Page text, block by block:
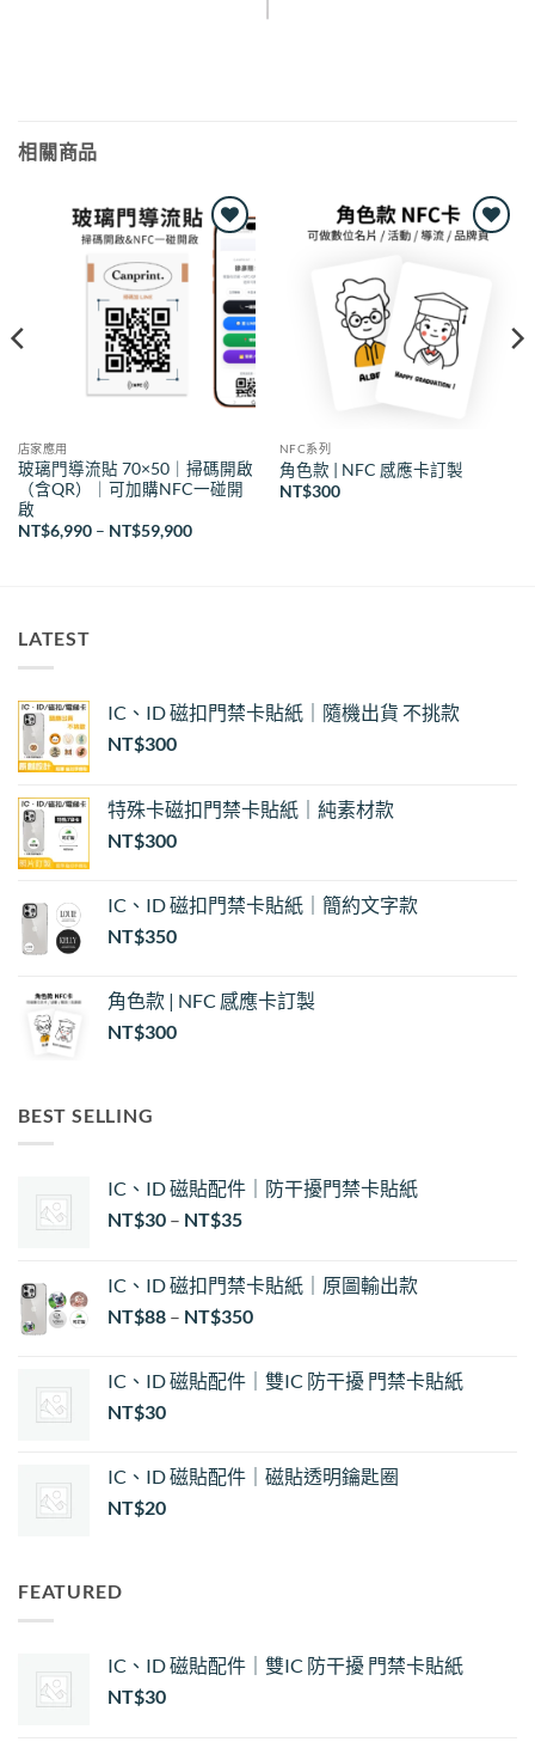
相關商品
Add to
wishlist
店家應用
玻璃門導流貼 70×50｜掃碼開啟
（含QR）｜可加購NFC一碰開
啟
NT$6,990 – NT$59,900價
NFC系列
角色款 | NFC 感應卡訂製
NT$300
LATEST
IC、ID 磁扣門禁卡貼紙｜隨機出貨 不挑款
NT$300
特殊卡磁扣門禁卡貼紙｜純素材款
NT$300
IC、ID 磁扣門禁卡貼紙｜簡約文字款
NT$350
角色款 | NFC 感應卡訂製
NT$300
BEST SELLING
IC、ID 磁貼配件｜防干擾門禁卡貼紙
NT$30 – NT$35價
圍：
NT$30
NT$35
IC、ID 磁扣門禁卡貼紙｜原圖輸出款
NT$88 – NT$350
IC、ID 磁貼配件｜雙IC 防干擾 門禁卡貼紙
NT$30
IC、ID 磁貼配件｜磁貼透明鑰匙圈
NT$20
FEATURED
IC、ID 磁貼配件｜雙IC 防干擾 門禁卡貼紙
NT$30